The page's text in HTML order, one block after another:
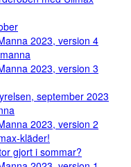
2023, version 4
2023, version 3
september 2023
2023, version 2
kläder!
gjort i sommar?